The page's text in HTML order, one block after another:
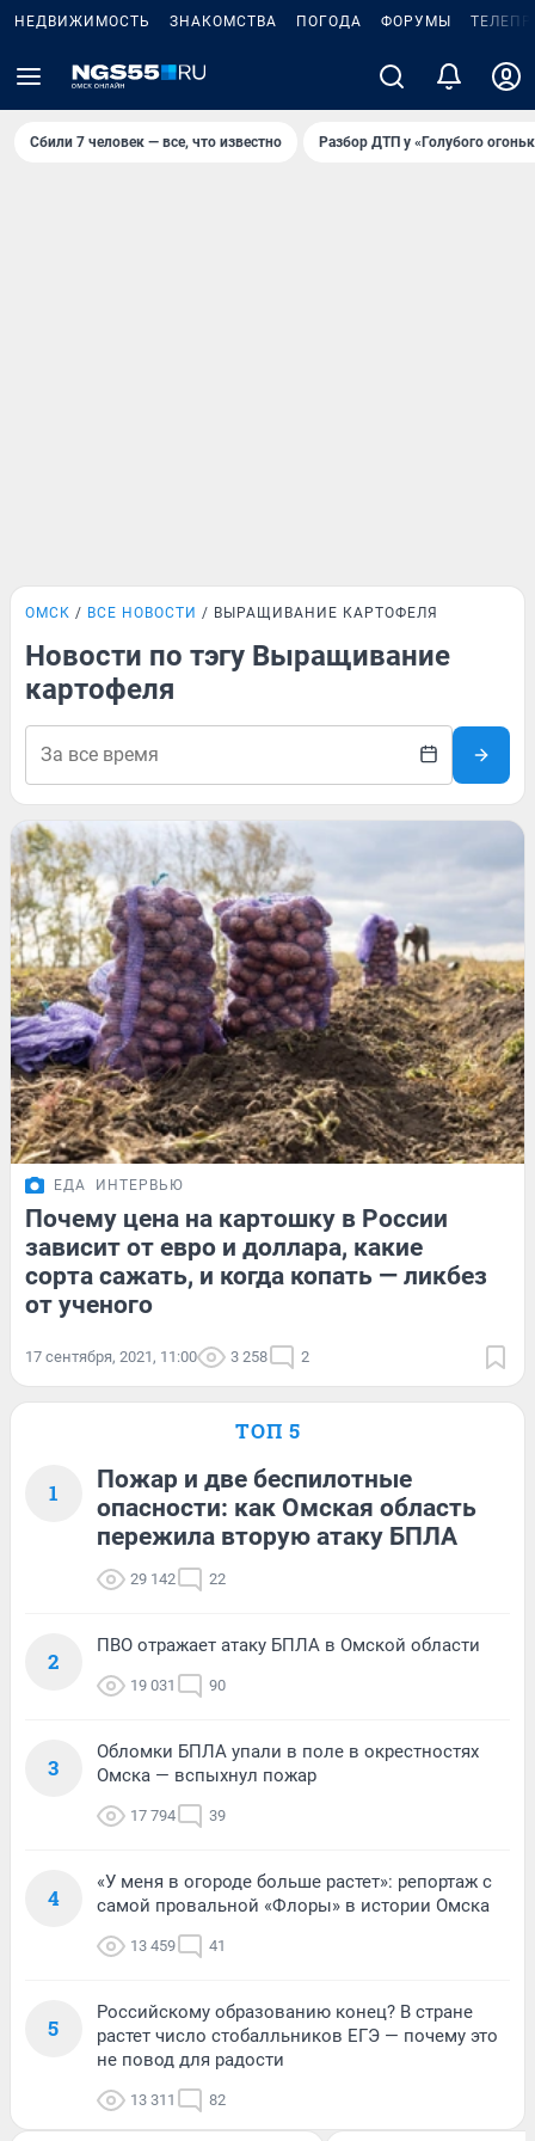
НЕДВИЖИМОСТЬ ЗНАКОМСТВА ПОГОДА ФОРУМЫ
Сбили 7 человек — все, что известно Разбор ДТП у «Голубого
ОМСК ВСЕ НОВОСТИ ВЫРАЩИВАНИЕ КАРТОФЕЛЯ
Новости по тэгу Выращивание
картофеля
ЕДА ИНТЕРВЬЮ
Почему цена на картошку в России
зависит от евро и доллара, какие
сорта сажать, и когда копать — ликбез
от ученого
17 сентября, 2021, 11:00 3 258 2
ТОП 5
1
Пожар и две беспилотные
опасности: как Омская область
пережила вторую атаку БПЛА
29 142 22
2
ПВО отражает атаку БПЛА в Омской области
19 031 90
3
Обломки БПЛА упали в поле в окрестностях
Омска — вспыхнул пожар
17 794 39
4
«У меня в огороде больше растет»: репортаж с
самой провальной «Флоры» в истории Омска
13 459 41
5
Российскому образованию конец? В стране
растет число стобалльников ЕГЭ — почему это
не повод для радости
13 311 82